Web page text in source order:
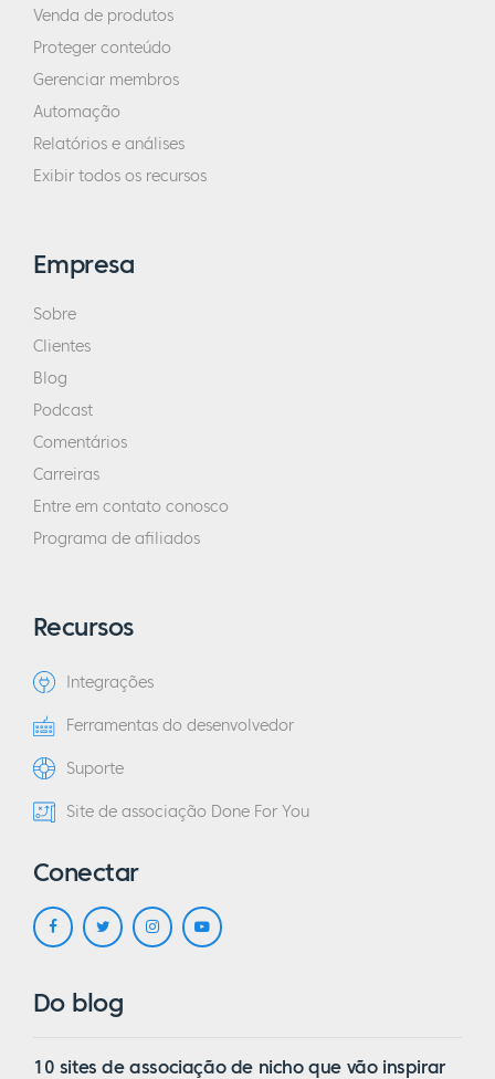
Venda de produtos
Proteger conteúdo
Gerenciar membros
Automação
Relatórios e análises
Exibir todos os recursos
Empresa
Sobre
Clientes
Blog
Podcast
Comentários
Carreiras
Entre em contato conosco
Programa de afiliados
Recursos
Integrações
Ferramentas do desenvolvedor
Suporte
Site de associação Done For You
Conectar
Do blog
10 sites de associação de nicho que vão inspirar